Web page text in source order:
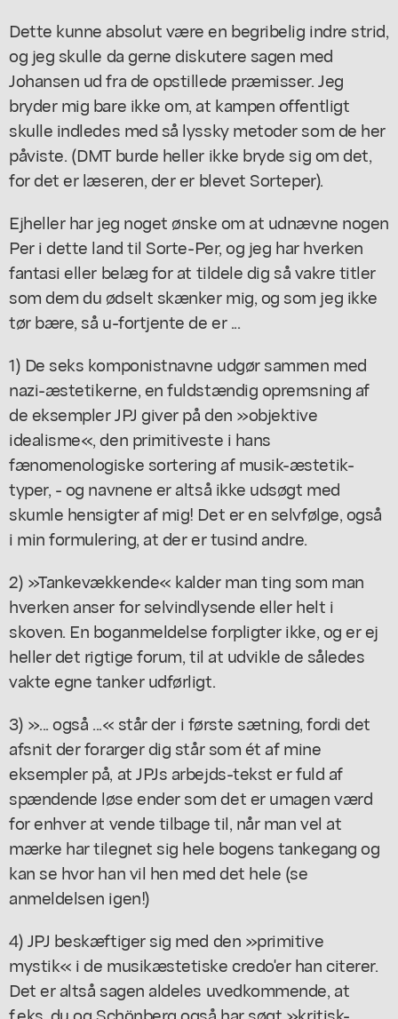
Dette kunne absolut være en begribelig indre strid,
og jeg skulle da gerne diskutere sagen med
Johansen ud fra de opstillede præmisser. Jeg
bryder mig bare ikke om, at kampen offentligt
skulle indledes med så lyssky metoder som de her
påviste. (DMT burde heller ikke bryde sig om det,
for det er læseren, der er blevet Sorteper).
Ejheller har jeg noget ønske om at udnævne nogen
Per i dette land til Sorte-Per, og jeg har hverken
fantasi eller belæg for at tildele dig så vakre titler
som dem du ødselt skænker mig, og som jeg ikke
tør bære, så u-fortjente de er ...
1) De seks komponistnavne udgør sammen med
nazi-æstetikerne, en fuldstændig opremsning af
de eksempler JPJ giver på den »objektive
idealisme«, den primitiveste i hans
fænomenologiske sortering af musik-æstetik-
typer, - og navnene er altså ikke udsøgt med
skumle hensigter af mig! Det er en selvfølge, også
i min formulering, at der er tusind andre.
2) »Tankevækkende« kalder man ting som man
hverken anser for selvindlysende eller helt i
skoven. En boganmeldelse forpligter ikke, og er ej
heller det rigtige forum, til at udvikle de således
vakte egne tanker udførligt.
3) »... også ...« står der i første sætning, fordi det
afsnit der forarger dig står som ét af mine
eksempler på, at JPJs arbejds-tekst er fuld af
spændende løse ender som det er umagen værd
for enhver at vende tilbage til, når man vel at
mærke har tilegnet sig hele bogens tankegang og
kan se hvor han vil hen med det hele (se
anmeldelsen igen!)
4) JPJ beskæftiger sig med den »primitive
mystik« i de musikæstetiske credo'er han citerer.
Det er altså sagen aldeles uvedkommende, at
f.eks. du og Schönberg også har søgt »kritisk-